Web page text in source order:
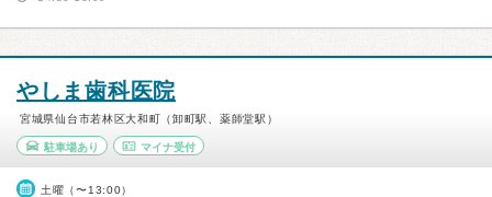
やしま歯科医院
宮城県仙台市若林区大和町（卸町駅、薬師堂駅）
駐車場あり マイナ受付
土曜（〜13:00）